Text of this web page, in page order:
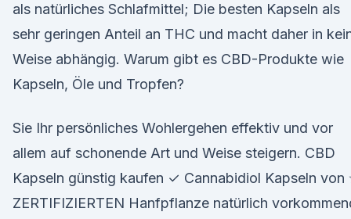
als natürliches Schlafmittel; Die besten Kapseln als
sehr geringen Anteil an THC und macht daher in
Weise abhängig. Warum gibt es CBD-Produkte wie
Kapseln, Öle und Tropfen?
Sie Ihr persönliches Wohlergehen effektiv und vor
allem auf schonende Art und Weise steigern. CBD
Kapseln günstig kaufen ✓ Cannabidiol Kapseln von
ZERTIFIZIERTEN Hanfpflanze natürlich